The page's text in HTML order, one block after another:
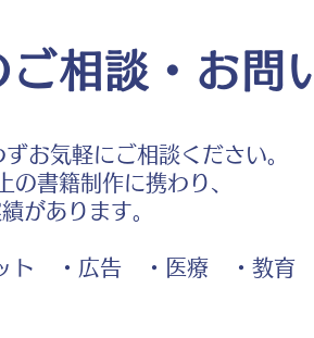
相談・お問
お気軽にご相談ください。
書籍制作に携わり、
があります。
ト ・広告 ・医療 ・教育